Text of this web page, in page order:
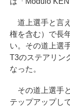
道上選手と言
権を含む）で長
い。その道上選
T3のステアリン
なった。
その道上選手
テップアップし